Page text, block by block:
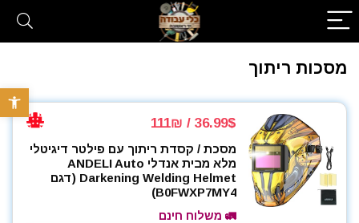
פתח
מסכות ריתוך
36.99$ / 111₪
מסכת / קסדת ריתוך עם פילטר דיגיטלי
מלא מבית אנדלי ANDELI Auto
Darkening Welding Helmet (דגם
B0FWXP7MY4)
🚛 משלוח חינם